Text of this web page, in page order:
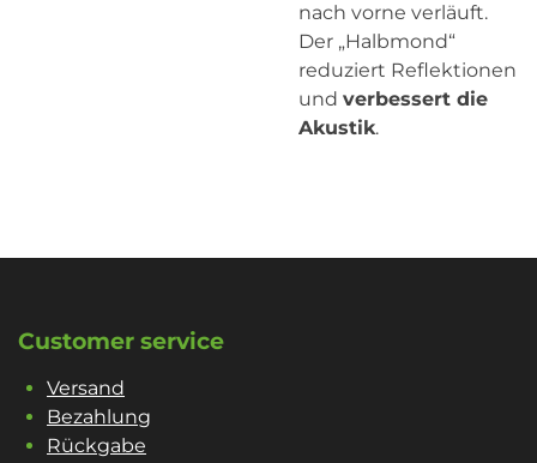
nach vorne verläuft.
Der „Halbmond“
reduziert Reflektionen
und verbessert die
Akustik.
Customer service
Versand
Bezahlung
Rückgabe